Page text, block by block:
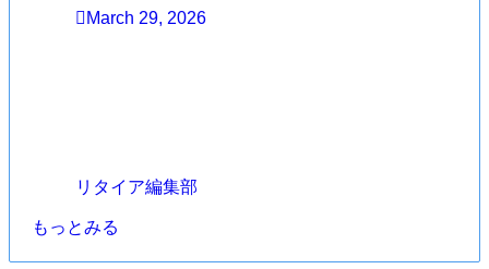
March 29, 2026
リタイア編集部
もっとみる